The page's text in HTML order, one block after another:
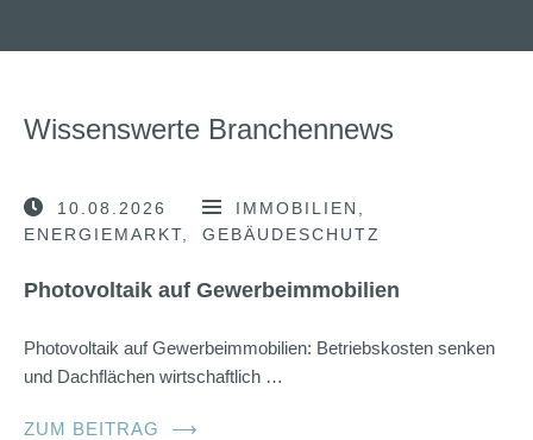
Wissenswerte Branchennews
10.08.2026
IMMOBILIEN
ENERGIEMARKT
GEBÄUDESCHUTZ
Photovoltaik auf Gewerbeimmobilien
Photovoltaik auf Gewerbeimmobilien: Betriebskosten senken
und Dachflächen wirtschaftlich …
ZUM BEITRAG ⟶